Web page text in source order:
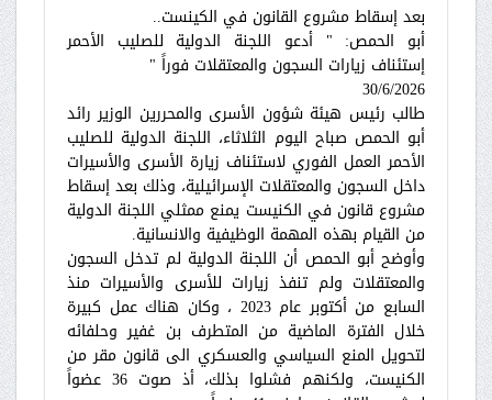
بعد إسقاط مشروع القانون في الكينست..
أبو الحمص: " أدعو اللجنة الدولية للصليب الأحمر
إستئناف زيارات السجون والمعتقلات فوراً "
30/6/2026
طالب رئيس هيئة شؤون الأسرى والمحررين الوزير رائد
أبو الحمص صباح اليوم الثلاثاء، اللجنة الدولية للصليب
الأحمر العمل الفوري لاستئناف زيارة الأسرى والأسيرات
داخل السجون والمعتقلات الإسرائيلية، وذلك بعد إسقاط
مشروع قانون في الكنيست يمنع ممثلي اللجنة الدولية
من القيام بهذه المهمة الوظيفية والانسانية.
وأوضح أبو الحمص أن اللجنة الدولية لم تدخل السجون
والمعتقلات ولم تنفذ زيارات للأسرى والأسيرات منذ
السابع من أكتوبر عام 2023 ، وكان هناك عمل كبيرة
خلال الفترة الماضية من المتطرف بن غفير وحلفائه
لتحويل المنع السياسي والعسكري الى قانون مقر من
الكنيست، ولكنهم فشلوا بذلك، أذ صوت 36 عضواً